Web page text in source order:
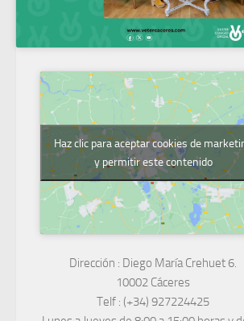
Haz clic para aceptar cookies de
y permitir este contenido
Dirección : Diego María Crehuet 6.
10002 Cáceres
Telf : (+34) 927224425